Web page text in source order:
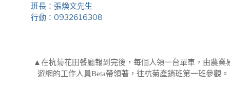
班長：張煥文先生
行動：0932616308
▲在杭菊花田餐廳報到完後，每個人領一台單車，由農業
遊網的工作人員Beta帶領著，往杭菊產銷班第一班參觀。